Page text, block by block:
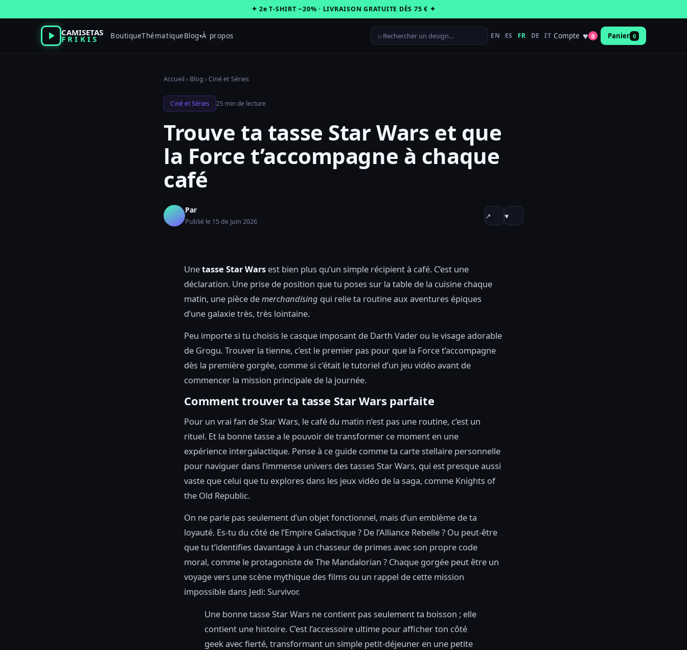
au
✦ 2e T-SHIRT −20% · LIVRAISON GRATUITE DÈS 75 € ✦
CAMISETAS
FRIKIS BoutiqueThématiqueBlog▾À propos ⌕ EN ES FR DE IT Compte ♥ 0 Panier 0
Accueil › Blog ›Ciné et Séries
Ciné et Séries 25 min de lecture
Trouve ta tasse Star Wars et que
la Force t’accompagne à chaque
café
Par
Publié le 15 de Juin 2026
↗ ♥
Unetasse Star Wars est bien plus qu’un simple récipient à café. C’est une
déclaration. Une prise de position que tu poses sur la table de la cuisine chaque
matin, une pièce demerchandising qui relie ta routine aux aventures épiques
d’une galaxie très, très lointaine.
Peu importe si tu choisis le casque imposant de Darth Vader ou le visage adorable
de Grogu. Trouver la tienne, c’est le premier pas pour que la Force t’accompagne
dès la première gorgée, comme si c’était le tutoriel d’un jeu vidéo avant de
commencer la mission principale de la journée.
Comment trouver ta tasse Star Wars parfaite
Pour un vrai fan de Star Wars, le café du matin n’est pas une routine, c’est un
rituel. Et la bonne tasse a le pouvoir de transformer ce moment en une
expérience intergalactique. Pense à ce guide comme ta carte stellaire personnelle
pour naviguer dans l’immense univers des tasses Star Wars, qui est presque aussi
vaste que celui que tu explores dans les jeux vidéo de la saga, comme Knights of
the Old Republic.
On ne parle pas seulement d’un objet fonctionnel, mais d’un emblème de ta
loyauté. Es-tu du côté de l’Empire Galactique ? De l’Alliance Rebelle ? Ou peut-être
que tu t’identifies davantage à un chasseur de primes avec son propre code
moral, comme le protagoniste de The Mandalorian ? Chaque gorgée peut être un
voyage vers une scène mythique des films ou un rappel de cette mission
impossible dans Jedi: Survivor.
Une bonne tasse Star Wars ne contient pas seulement ta boisson ; elle
contient une histoire. C’est l’accessoire ultime pour afficher ton côté
geek avec fierté, transformant un simple petit-déjeuner en une petite